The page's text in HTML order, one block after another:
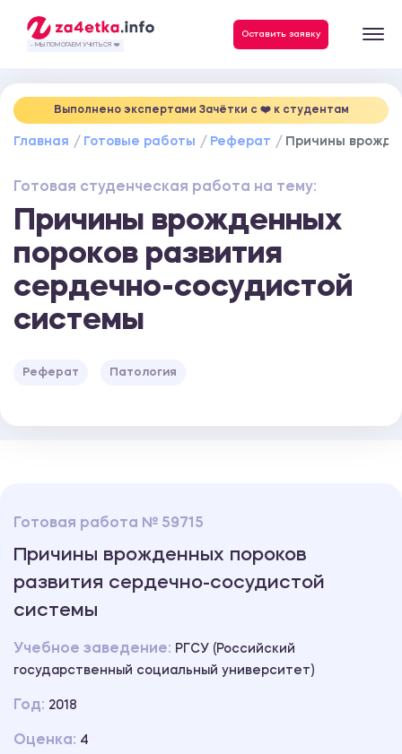
- МЫ ПОМОГАЕМ УЧИТЬСЯ ❤️
Оставить заявку
Выполнено экспертами Зачётки c ❤️ к студентам
Главная Готовые работы Реферат Причины
Готовая студенческая работа на тему:
Причины врожденных
пороков развития
сердечно-сосудистой
системы
Реферат Патология
Готовая работа № 59715
Причины врожденных пороков
развития сердечно-сосудистой
системы
Учебное заведение: РГСУ (Российский
государственный социальный университет)
Год: 2018
Оценка: 4